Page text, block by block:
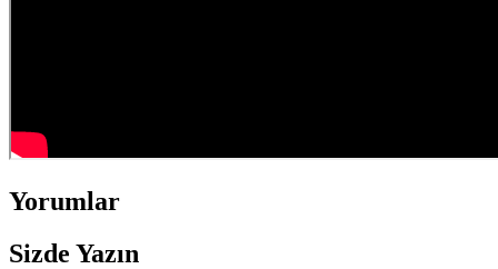
Yorumlar
Sizde Yazın